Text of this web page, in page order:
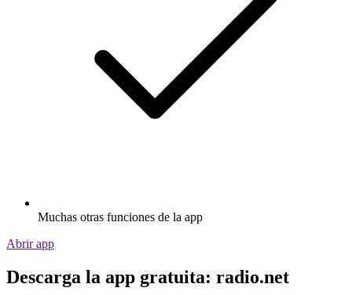
Muchas otras funciones de la app
Abrir app
Descarga la app gratuita: radio.net